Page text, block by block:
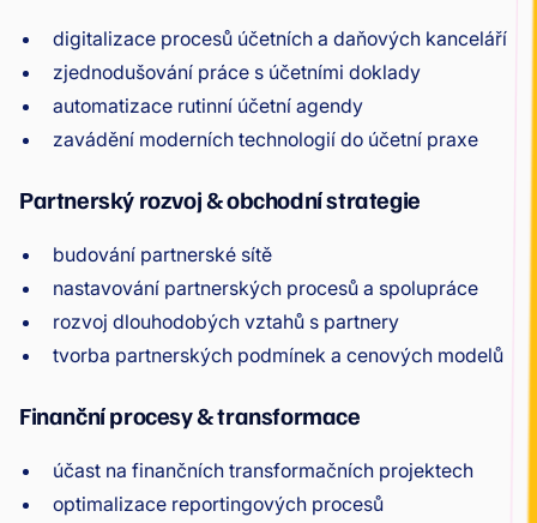
digitalizace procesů účetních a daňových kanceláří
zjednodušování práce s účetními doklady
automatizace rutinní účetní agendy
zavádění moderních technologií do účetní praxe
Partnerský rozvoj & obchodní strategie
budování partnerské sítě
nastavování partnerských procesů a spolupráce
rozvoj dlouhodobých vztahů s partnery
tvorba partnerských podmínek a cenových modelů
Finanční procesy & transformace
účast na finančních transformačních projektech
optimalizace reportingových procesů